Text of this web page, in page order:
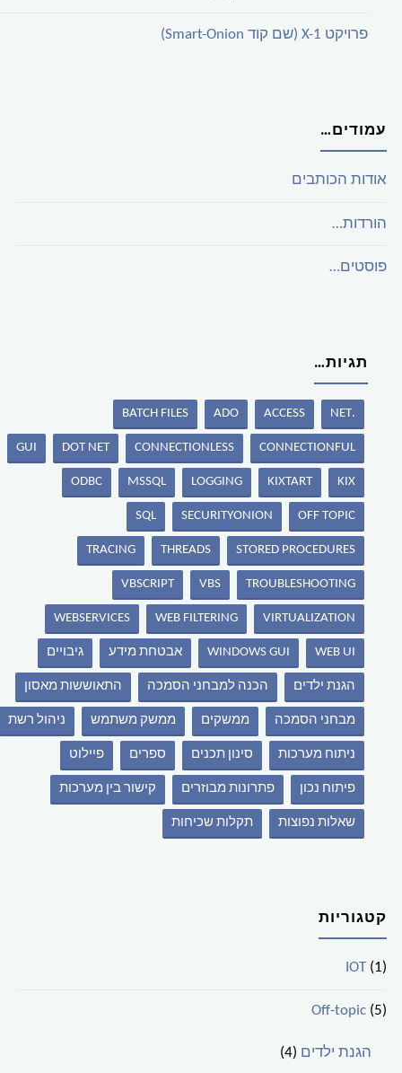
פרויקט X-1 (שם קוד Smart-Onion)
עמודים…
אודות הכותבים
הורדות…
פוסטים…
תגיות…
.NET
ACCESS
ADO
BATCH FILES
CONNECTIONFUL
CONNECTIONLESS
DOT NET
GUI
KIX
KIXTART
LOGGING
MSSQL
ODBC
OFF TOPIC
SECURITYONION
SQL
STORED PROCEDURES
THREADS
TRACING
TROUBLESHOOTING
VBS
VBSCRIPT
VIRTUALIZATION
WEB FILTERING
WEBSERVICES
WEB UI
WINDOWS GUI אבטחת מידע גיבויים
הגנת ילדים הכנה למבחני הסמכה התאוששות מאסון
מבחני הסמכה ממשקים ממשק משתמש ניהול רשת
ניתוח מערכות סינון תכנים ספרים פיילוט
פיתוח נכון פתרונות מבוזרים קישור בין מערכות
שאלות נפוצות תקלות שכיחות
קטגוריות
IOT(1)
Off-topic(5)
הגנת ילדים (4)